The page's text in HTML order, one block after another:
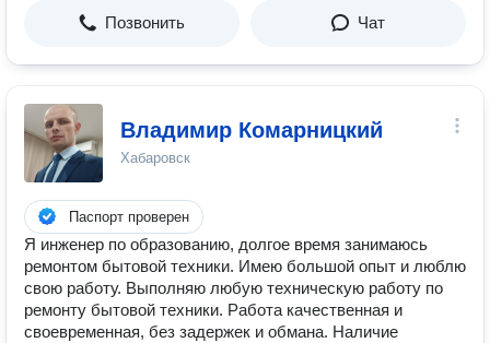
Позвонить Чат
Владимир Комарницкий
Хабаровск
Паспорт проверен
Я инженер по образованию, долгое время занимаюсь
ремонтом бытовой техники. Имею большой опыт и люблю
свою работу. Выполняю любую техническую работу по
ремонту бытовой техники. Работа качественная и
своевременная, без задержек и обмана. Наличие